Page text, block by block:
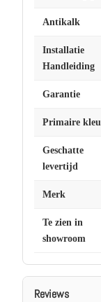
Antikalk
Installatie
Handleiding
Garantie
Primaire
Geschatte
levertijd
Merk
Te zien in
showroom
Reviews